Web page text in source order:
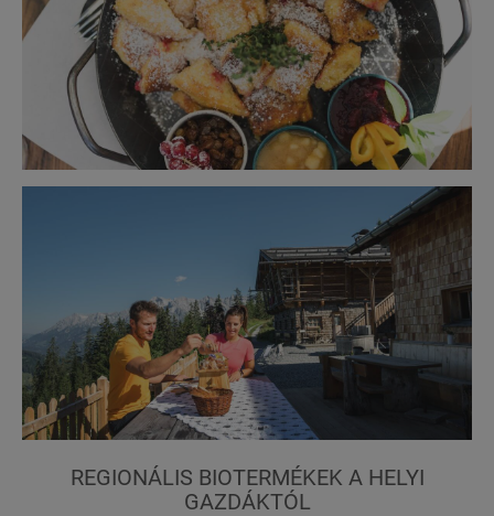
REGIONÁLIS BIOTERMÉKEK A HELYI
GAZDÁKTÓL